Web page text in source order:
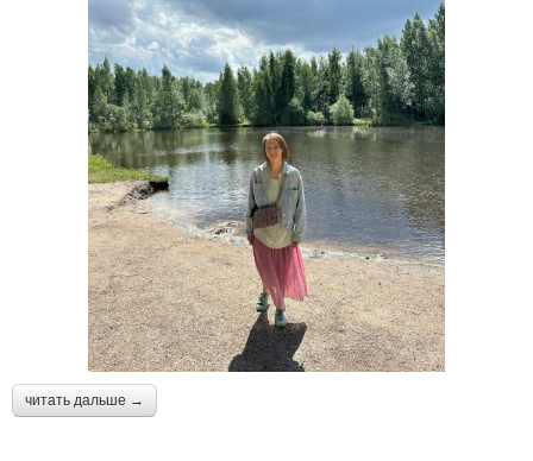
читать дальше →